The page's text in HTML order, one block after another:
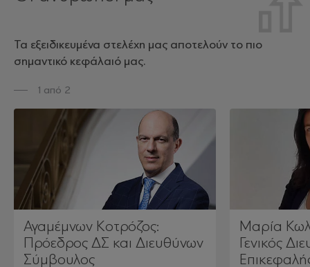
Τα εξειδικευμένα στελέχη μας αποτελούν το πιο
σημαντικό κεφάλαιό μας.
Αγαμέμνων Κοτρόζος:
Πρόεδρος ΔΣ και Διευθύνων
Σύμβουλος
Μαρία
Γενικός
1 από 2